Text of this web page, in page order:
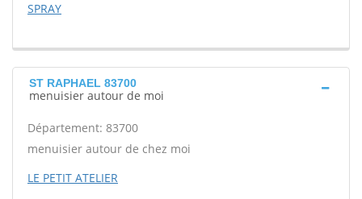
SPRAY
ST RAPHAEL 83700
menuisier autour de moi
Département: 83700
menuisier autour de chez moi
LE PETIT ATELIER